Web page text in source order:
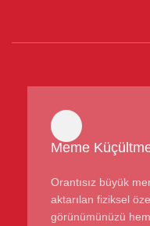
Meme
Orantısız büyük
aktarılan fiziksel
görünümünüzü